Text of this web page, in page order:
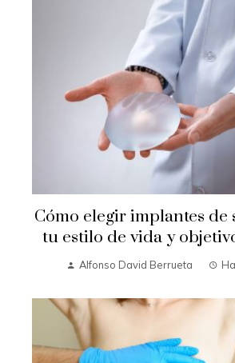
Cómo elegir implantes de
tu estilo de vida y
Alfonso David Berrueta